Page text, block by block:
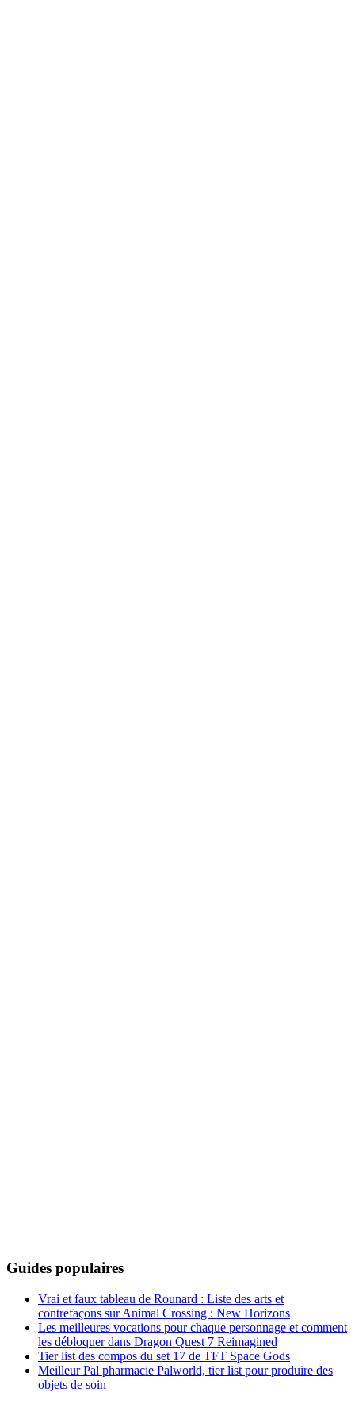
Guides populaires
Vrai et faux tableau de Rounard : Liste des arts et
contrefaçons sur Animal Crossing : New Horizons
Les meilleures vocations pour chaque personnage et comment
les débloquer dans Dragon Quest 7 Reimagined
Tier list des compos du set 17 de TFT Space Gods
Meilleur Pal pharmacie Palworld, tier list pour produire des
objets de soin